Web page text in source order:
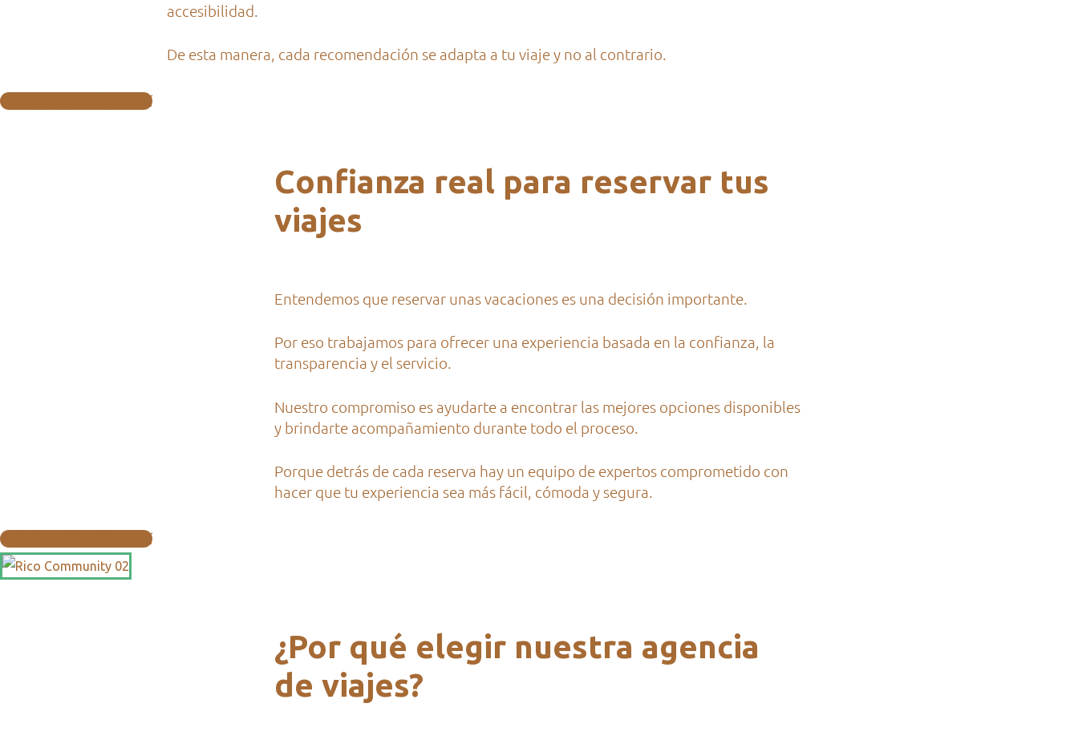
accesibilidad.
De esta manera, cada recomendación se adapta a tu viaje y no al contrario.
Pide tu cotización aquí
Confianza real para reservar tus
viajes
Entendemos que reservar unas vacaciones es una decisión importante.
Por eso trabajamos para ofrecer una experiencia basada en la confianza, la
transparencia y el servicio.
Nuestro compromiso es ayudarte a encontrar las mejores opciones disponibles
y brindarte acompañamiento durante todo el proceso.
Porque detrás de cada reserva hay un equipo de expertos comprometido con
hacer que tu experiencia sea más fácil, cómoda y segura.
Pide tu cotización aquí
¿Por qué elegir nuestra agencia
de viajes?